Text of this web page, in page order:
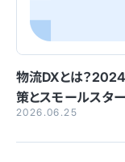
2026.06.25
物流DXとは？
策とスモールスタ